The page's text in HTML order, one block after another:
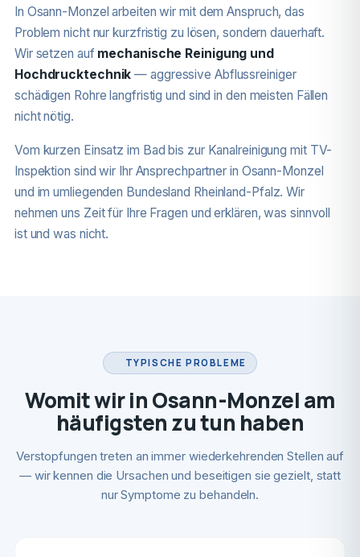
In Osann-Monzel arbeiten wir mit dem Anspruch, das
Problem nicht nur kurzfristig zu lösen, sondern dauerhaft.
Wir setzen auf mechanische Reinigung und
Hochdrucktechnik — aggressive Abflussreiniger
schädigen Rohre langfristig und sind in den meisten Fällen
nicht nötig.
Vom kurzen Einsatz im Bad bis zur Kanalreinigung mit TV-
Inspektion sind wir Ihr Ansprechpartner in Osann-Monzel
und im umliegenden Bundesland Rheinland-Pfalz. Wir
nehmen uns Zeit für Ihre Fragen und erklären, was sinnvoll
ist und was nicht.
TYPISCHE PROBLEME
Womit wir in Osann-Monzel am
häufigsten zu tun haben
Verstopfungen treten an immer wiederkehrenden Stellen auf
— wir kennen die Ursachen und beseitigen sie gezielt, statt
nur Symptome zu behandeln.